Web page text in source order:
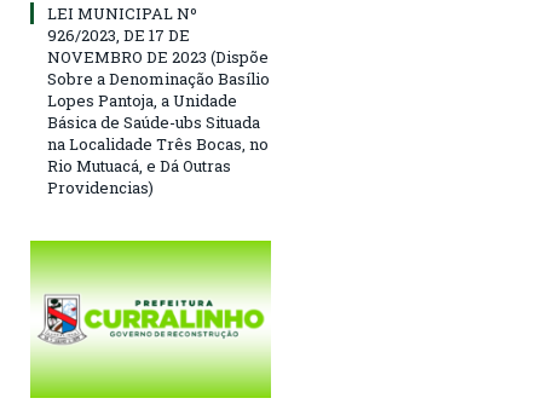
LEI MUNICIPAL Nº
926/2023, DE 17 DE
NOVEMBRO DE 2023 (Dispõe
Sobre a Denominação Basílio
Lopes Pantoja, a Unidade
Básica de Saúde-ubs Situada
na Localidade Três Bocas, no
Rio Mutuacá, e Dá Outras
Providencias)